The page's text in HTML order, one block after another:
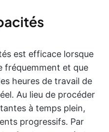
est efficace lorsque
fréquemment et que
heures de travail de
Au lieu de procéder
à temps plein,
progressifs. Par